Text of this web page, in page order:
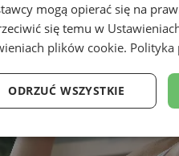
mogą opierać się na
się temu w
plików cookie. Polityka
ODRZUĆ WSZYSTKIE
Targetowanie